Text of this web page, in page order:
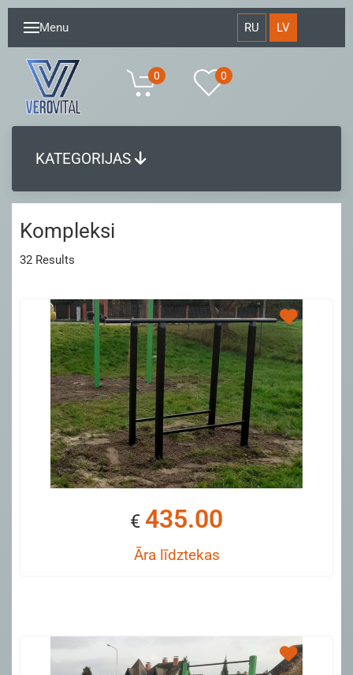
Menu RU LV
0 0
KATEGORIJAS
Kompleksi
32 Results
€ 435.00
Āra līdztekas